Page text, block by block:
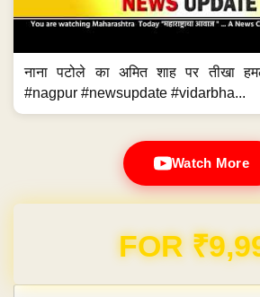
नाना पटोले का अमित शाह पर तीखा
#nagpur #newsupdate #vidarbha...
Watch More
Domain & Hosting FREE